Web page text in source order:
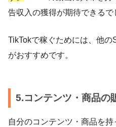
告収入の獲得が期待できるで
TikTokで稼ぐためには、他
がおすすめです。
5.コンテンツ・商品の
自分のコンテンツ・商品を